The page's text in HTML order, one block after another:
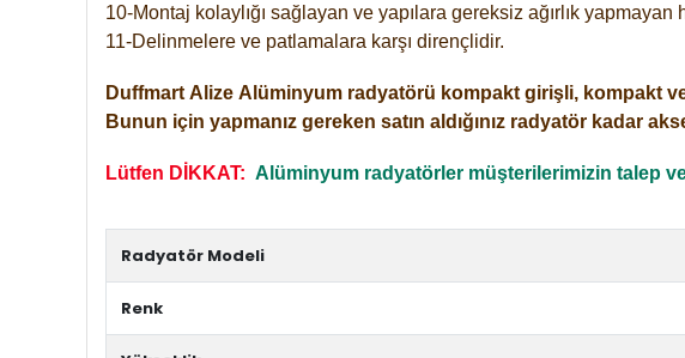
10-Montaj kolaylığı sağlayan ve yapılara gereksiz ağırlık yapmayan
11-Delinmelere ve patlamalara karşı dirençlidir.
Duffmart Alize Alüminyum radyatörü kompakt girişli, kompakt
Bunun için yapmanız gereken satın aldığınız radyatör kadar
Lütfen DİKKAT: Alüminyum radyatörler müşterilerimizin talep
Radyatör Modeli
Renk